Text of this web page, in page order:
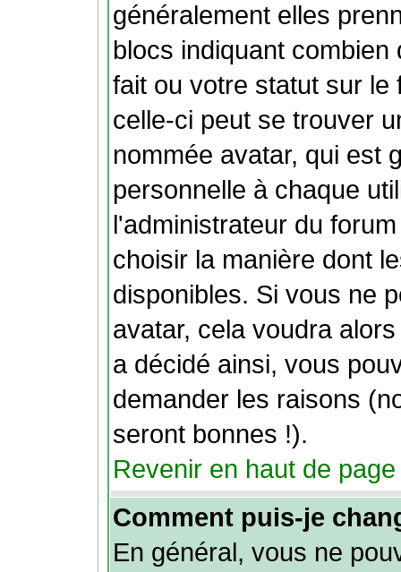
généralement elles
blocs indiquant
fait ou votre statut sur le
celle-ci peut se trouver
nommée avatar, qui est
personnelle à chaque
l'administrateur du
choisir la manière dont
disponibles. Si vous ne
avatar, cela voudra
a décidé ainsi, vous
demander les raisons
seront bonnes !).
Revenir en haut de page
Comment puis-je
En général, vous ne